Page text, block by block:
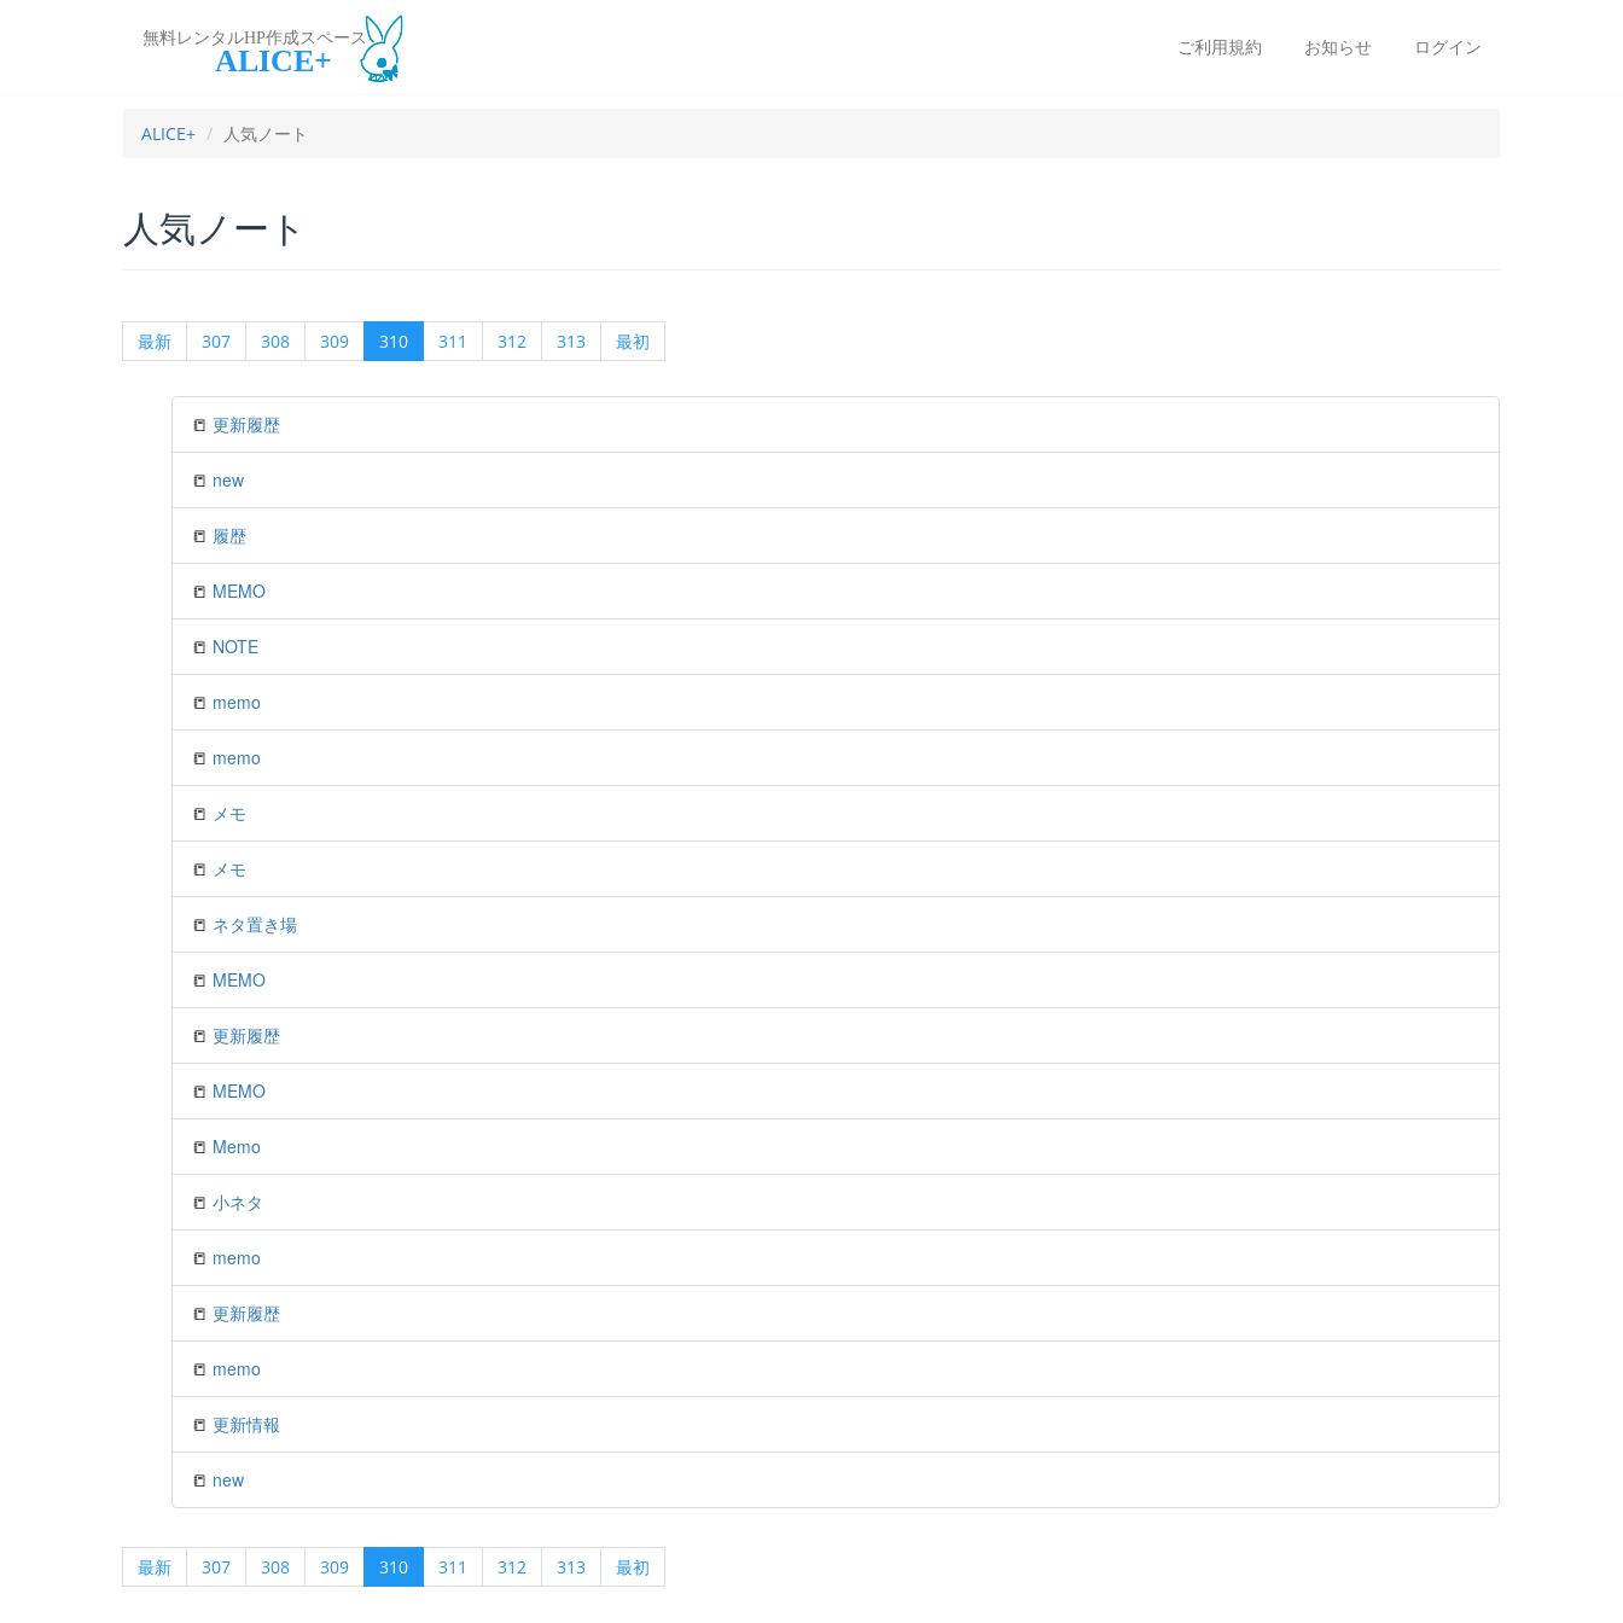
無料レンタルHP作成スペース
ALICE+ ご利用規約 お知らせ ログイン
ALICE+ 人気ノート
人気ノート
最新 307 308 309 310 311 312 313 最初
📒 更新履歴
📒 new
📒 履歴
📒 MEMO
📒 NOTE
📒 memo
📒 memo
📒 メモ
📒 メモ
📒 ネタ置き場
📒 MEMO
📒 更新履歴
📒 MEMO
📒 Memo
📒 小ネタ
📒 memo
📒 更新履歴
📒 memo
📒 更新情報
📒 new
最新 307 308 309 310 311 312 313 最初